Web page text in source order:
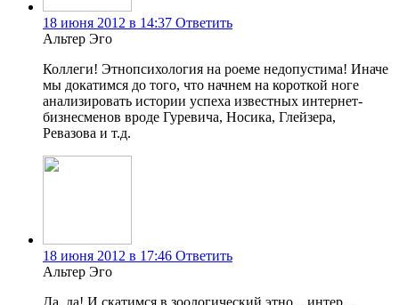
18 июня 2012 в 14:37 Ответить
Альтер Эго
Коллеги! Этнопсихология на роеме недопустима! Иначе
мы докатимся до того, что начнем на короткой ноге
анализировать истории успеха известных интернет-
бизнесменов вроде Гуревича, Носика, Глейзера,
Ревазова и т.д.
18 июня 2012 в 17:46 Ответить
Альтер Эго